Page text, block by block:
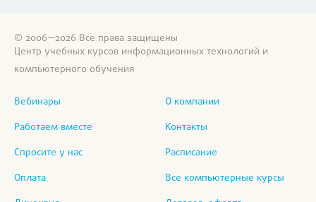
© 2006—2026 Все права защищены
Центр учебных курсов информационных технологий и
компьютерного обучения
Вебинары
Работаем вместе
Спросите у нас
Оплата
О компании
Контакты
Расписание
Все компьютерные курсы